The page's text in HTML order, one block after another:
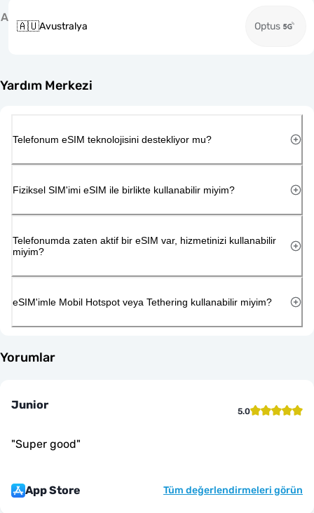
A
🇦🇺Avustralya Optus
Yardım Merkezi
Telefonum eSIM teknolojisini destekliyor mu?
Fiziksel SIM'imi eSIM ile birlikte kullanabilir miyim?
Telefonumda zaten aktif bir eSIM var, hizmetinizi kullanabilir
miyim?
eSIM'imle Mobil Hotspot veya Tethering kullanabilir miyim?
Yorumlar
Junior 5.0
"Super good"
App Store Tüm değerlendirmeleri görün